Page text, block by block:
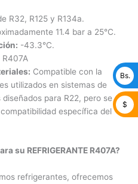
R32, R125 y R134a.
11.4 bar a 25°C.
-43.3°C.
R407A
Compatible con la
utilizados en sistemas de
para R22, pero se
específica del
su REFRIGERANTE R407A?
refrigerantes, ofrecemos
Bs.
$